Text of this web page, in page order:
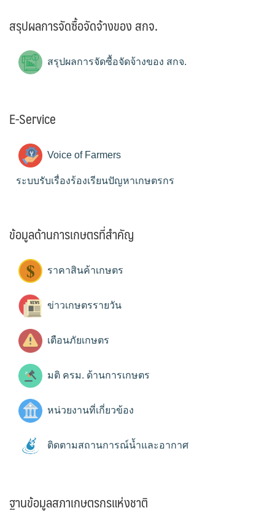
สรุปผลการจัดซื้อจัดจ้างของ สกจ.
สรุปผลการจัดซื้อจัดจ้างของ สกจ.
E-Service
Voice of Farmers
ระบบรับเรื่องร้องเรียนปัญหาเกษตรกร
ข้อมูลด้านการเกษตรที่สำคัญ
ราคาสินค้าเกษตร
ข่าวเกษตรรายวัน
เตือนภัยเกษตร
มติ ครม. ด้านการเกษตร
หน่วยงานที่เกี่ยวข้อง
ติดตามสถานการณ์น้ำและอากาศ
ฐานข้อมูลสภาเกษตรกรแห่งชาติ